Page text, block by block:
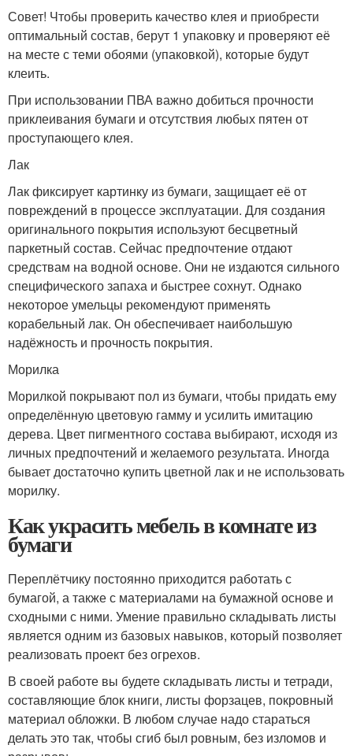
Совет! Чтобы проверить качество клея и приобрести
оптимальный состав, берут 1 упаковку и проверяют её
на месте с теми обоями (упаковкой), которые будут
клеить.
При использовании ПВА важно добиться прочности
приклеивания бумаги и отсутствия любых пятен от
проступающего клея.
Лак
Лак фиксирует картинку из бумаги, защищает её от
повреждений в процессе эксплуатации. Для создания
оригинального покрытия используют бесцветный
паркетный состав. Сейчас предпочтение отдают
средствам на водной основе. Они не издаются сильного
специфического запаха и быстрее сохнут. Однако
некоторое умельцы рекомендуют применять
корабельный лак. Он обеспечивает наибольшую
надёжность и прочность покрытия.
Морилка
Морилкой покрывают пол из бумаги, чтобы придать ему
определённую цветовую гамму и усилить имитацию
дерева. Цвет пигментного состава выбирают, исходя из
личных предпочтений и желаемого результата. Иногда
бывает достаточно купить цветной лак и не использовать
морилку.
Как украсить мебель в комнате из
бумаги
Переплётчику постоянно приходится работать с
бумагой, а также с материалами на бумажной основе и
сходными с ними. Умение правильно складывать листы
является одним из базовых навыков, который позволяет
реализовать проект без огрехов.
В своей работе вы будете складывать листы и тетради,
составляющие блок книги, листы форзацев, покровный
материал обложки. В любом случае надо стараться
делать это так, чтобы сгиб был ровным, без изломов и